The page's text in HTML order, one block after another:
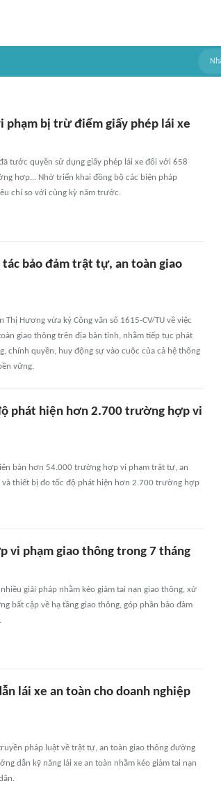
phạm bị trừ điểm giấy phép lái xe
tước quyền sử dụng giấy phép lái xe đối với 658
hợp... Nhờ triển khai đồng bộ các biện pháp
chí so với cùng kỳ năm trước.
tác bảo đảm trật tự, an toàn giao
Hương vừa ký Công văn số 1615-CV/TU về việc
giao thông trên địa bàn tỉnh, nhằm tiếp tục phát
chính quyền, huy động sự vào cuộc của cả hệ thống
vững.
phát hiện hơn 2.700 trường hợp vi
bản hơn 54.000 trường hợp vi phạm trật tự, an
và thiết bị đo tốc độ phát hiện hơn 2.700 trường hợp
vi phạm giao thông trong 7 tháng
giải pháp nhằm kéo giảm tai nạn giao thông, xử
bất cập về hạ tầng giao thông, góp phần bảo đảm
lái xe an toàn cho doanh nghiệp
pháp luật về trật tự, an toàn giao thông đường
dẫn kỹ năng lái xe an toàn nhằm kéo giảm tai nạn